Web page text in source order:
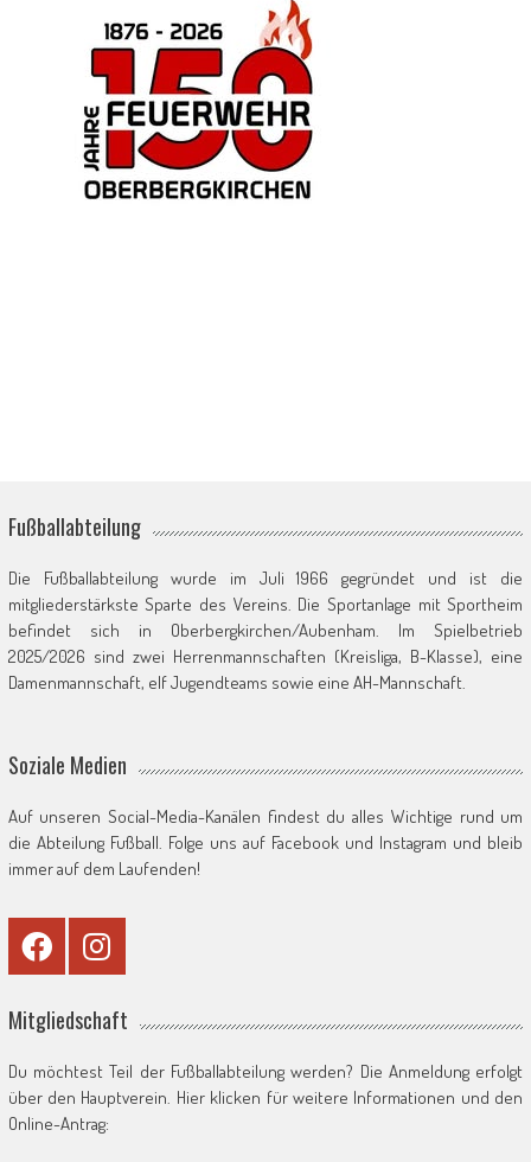
Fußballabteilung
Die Fußballabteilung wurde im Juli 1966 gegründet und ist die
mitgliederstärkste Sparte des Vereins. Die Sportanlage mit Sportheim
befindet sich in Oberbergkirchen/Aubenham. Im Spielbetrieb
2025/2026 sind zwei Herrenmannschaften (Kreisliga, B-Klasse), eine
Damenmannschaft, elf Jugendteams sowie eine AH-Mannschaft.
Soziale Medien
Auf unseren Social-Media-Kanälen findest du alles Wichtige rund um
die Abteilung Fußball. Folge uns auf Facebook und Instagram und bleib
immer auf dem Laufenden!
Mitgliedschaft
Du möchtest Teil der Fußballabteilung werden? Die Anmeldung erfolgt
über den Hauptverein. Hier klicken für weitere Informationen und den
Online-Antrag: